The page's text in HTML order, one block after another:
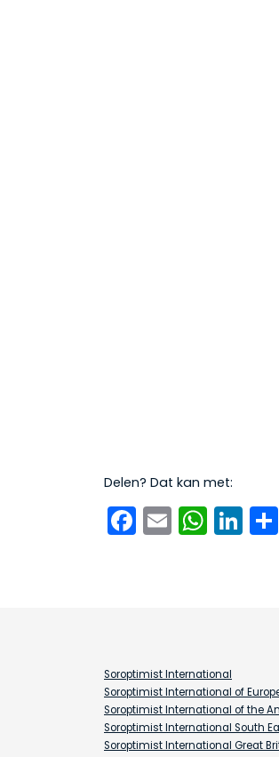
Delen? Dat kan met:
Facebook
Email
Soroptimist International
Soroptimist International of
Soroptimist International of the
Soroptimist International South
Soroptimist International Great